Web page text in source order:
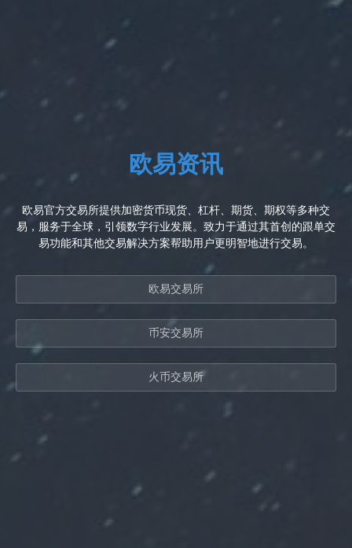
欧易资讯
欧易官方交易所提供加密货币现货、杠杆、期货、期权等多种交
易，服务于全球，引领数字行业发展。致力于通过其首创的跟单交
易功能和其他交易解决方案帮助用户更明智地进行交易。
欧易交易所
币安交易所
火币交易所